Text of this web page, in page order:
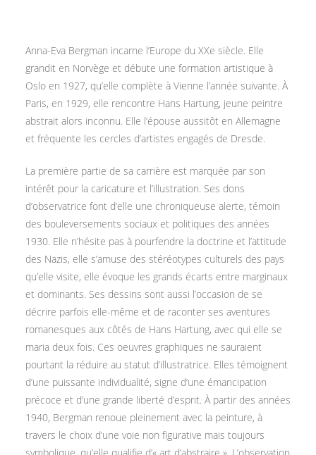
Anna-Eva Bergman incarne l’Europe du XXe siècle. Elle
grandit en Norvège et débute une formation artistique à
Oslo en 1927, qu’elle complète à Vienne l’année suivante. À
Paris, en 1929, elle rencontre Hans Hartung, jeune peintre
abstrait alors inconnu. Elle l’épouse aussitôt en Allemagne
et fréquente les cercles d’artistes engagés de Dresde.
La première partie de sa carrière est marquée par son
intérêt pour la caricature et l’illustration. Ses dons
d’observatrice font d’elle une chroniqueuse alerte, témoin
des bouleversements sociaux et politiques des années
1930. Elle n’hésite pas à pourfendre la doctrine et l’attitude
des Nazis, elle s’amuse des stéréotypes culturels des pays
qu’elle visite, elle évoque les grands écarts entre marginaux
et dominants. Ses dessins sont aussi l’occasion de se
décrire parfois elle-même et de raconter ses aventures
romanesques aux côtés de Hans Hartung, avec qui elle se
maria deux fois. Ces oeuvres graphiques ne sauraient
pourtant la réduire au statut d’illustratrice. Elles témoignent
d’une puissante individualité, signe d’une émancipation
précoce et d’une grande liberté d’esprit. À partir des années
1940, Bergman renoue pleinement avec la peinture, à
travers le choix d’une voie non figurative mais toujours